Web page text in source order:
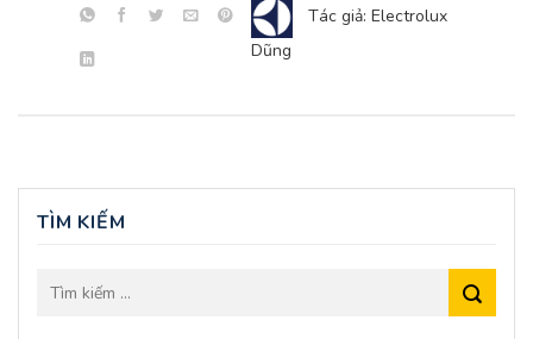
Tác giả: Electrolux
Dũng
TÌM KIẾM